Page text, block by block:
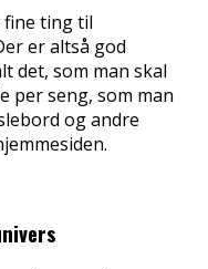
fine ting til
er altså god
det, som man skal
per seng, som man
og andre